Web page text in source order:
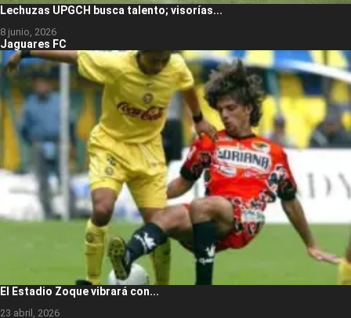
Lechuzas UPGCH busca talento; visorías...
8 junio, 2026
Jaguares FC
El Estadio Zoque vibrará con...
23 abril, 2026